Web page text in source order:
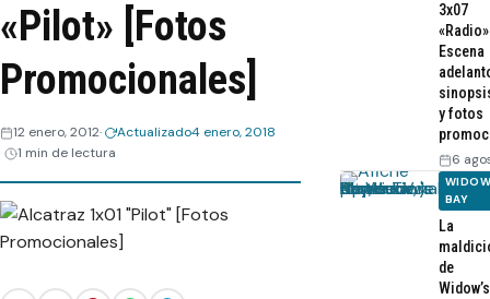
Streaming
Recomendaciones
Videos
Webisodios
«Pilot» [Fotos
Promocionales]
12 enero, 2012 Actualizado4 enero, 2018
1 min de lectura
3x07
Escena
y fotos
6
BAY
La
de
Widow’s